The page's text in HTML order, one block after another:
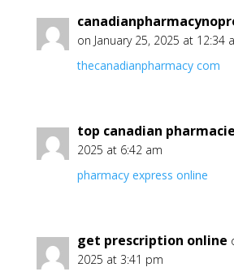
on January 25, 2025 at 12:34
thecanadianpharmacy com
top canadian
2025 at 6:42 am
pharmacy express online
get prescription online
2025 at 3:41 pm